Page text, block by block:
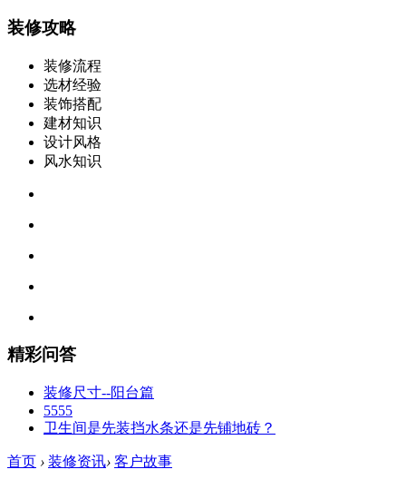
装修攻略
装修流程
选材经验
装饰搭配
建材知识
设计风格
风水知识
精彩问答
装修尺寸--阳台篇
5555
卫生间是先装挡水条还是先铺地砖？
首页 › 装修资讯› 客户故事